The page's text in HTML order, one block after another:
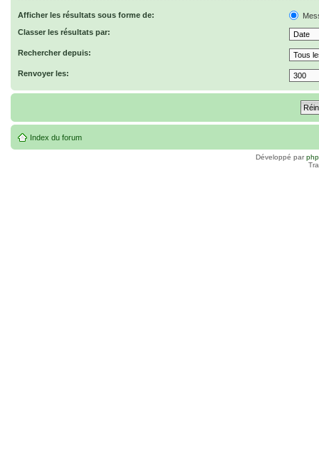
Afficher les résultats sous forme de:
Classer les résultats par:
Rechercher depuis:
Renvoyer les:
Index du forum
Développé par